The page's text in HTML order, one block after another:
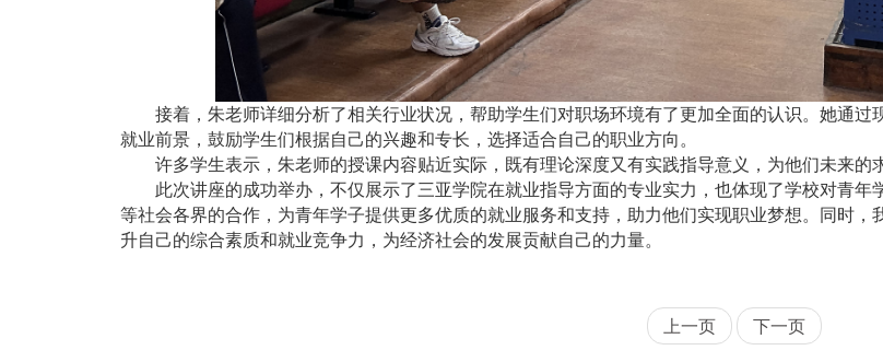
接着， 朱老师详细分析了相关行业状况，帮助学生们对职场环境有了更加全面的认识。她通过
就业前景，鼓励学生们根据自己的兴趣和专长，选择适合自己的职业方向。
许多学生表示，朱老师的授课内容贴近实际，既有理论深度又有实践指导意义，为他们未来的
此次讲座的成功举办，不仅展示了三亚学院在就业指导方面的专业实力，也体现了学校对青
等社会各界的合作，为青年学子提供更多优质的就业服务和支持，助力他们实现职业梦想。同时
升自己的综合素质和就业竞争力，为经济社会的发展贡献自己的力量。
上一页 下一页